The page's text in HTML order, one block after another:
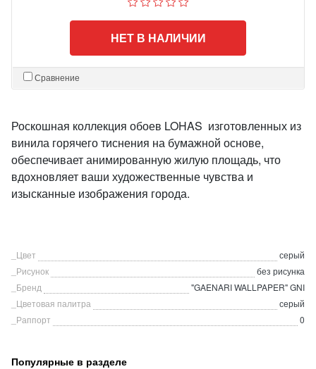
НЕТ В НАЛИЧИИ
Сравнение
Роскошная коллекция обоев LOHAS изготовленных из
винила горячего тиснения на бумажной основе,
обеспечивает анимированную жилую площадь, что
вдохновляет ваши художественные чувства и
изысканные изображения города.
_Цвет
серый
_Рисунок
без рисунка
_Бренд
"GAENARI WALLPAPER" GNI
_Цветовая палитра
серый
_Раппорт
0
Популярные в разделе